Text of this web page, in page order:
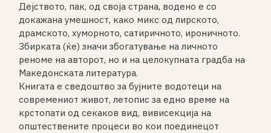
Дејството, пак, од своја страна, водено е со
докажана умешност, како микс од лирското,
драмското, хуморното, сатиричното, ироничното.
Збирката (ќе) значи збогатување на личното
реноме на авторот, но и на целокупната градба на
Македонската литература.
Книгата е сведоштво за бујните водотеци на
современиот живот, летопис за едно време на
крстопати од секаков вид, вивисекција на
општествените процеси во кои поединецот